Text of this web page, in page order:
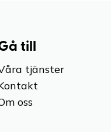
till
tjänster
oss